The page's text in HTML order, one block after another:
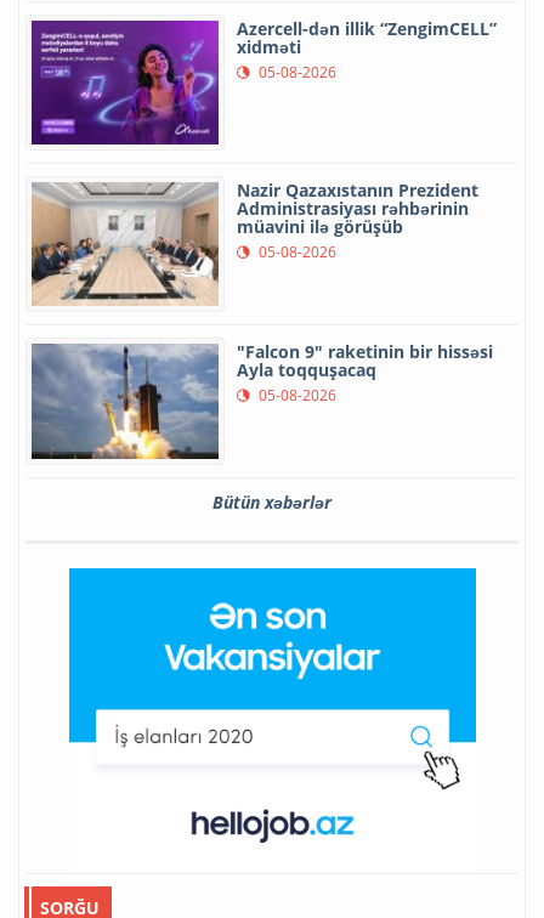
Azercell-dən illik “ZengimCELL”
xidməti
05-08-2026
Nazir Qazaxıstanın Prezident
Administrasiyası rəhbərinin
müavini ilə görüşüb
05-08-2026
"Falcon 9" raketinin bir hissəsi
Ayla toqquşacaq
05-08-2026
Bütün xəbərlər
SORĞU